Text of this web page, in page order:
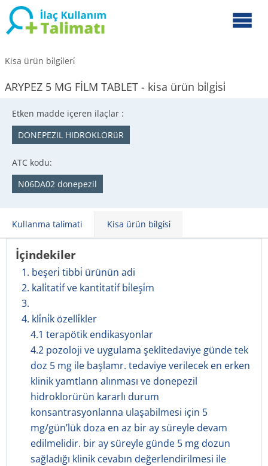
Kisa ürün bi̇lgi̇leri̇
ARYPEZ 5 MG FİLM TABLET - kisa ürün bi̇lgi̇si̇
Etken madde içeren ilaçlar :
DONEPEZIL HIDROKLORüR
ATC kodu:
N06DA02 donepezil
Kullanma tali̇mati Kisa ürün bi̇lgi̇si̇
İçindekiler
1. beşeri̇ tibbi̇ ürünün adi
2. kali̇tati̇f ve kanti̇tati̇f bi̇leşi̇m
3.
4. kli̇ni̇k özelli̇kler
4.1 terapötik endikasyonlar
4.2 pozoloji ve uygulama şeklitedaviye günde tek
doz 5 mg ile başlamr. tedaviye verilecek en erken
klinik yamtlann alınması ve donepezil
hidroklorürün kararlı durum
konsantrasyonlanna ulaşabilmesi için 5
mg/gün’lük doza en az bir ay süreyle devam
edilmelidir. bir ay süreyle günde 5 mg dozun
sağladığı klinik cevabın değerlendirilmesi ile